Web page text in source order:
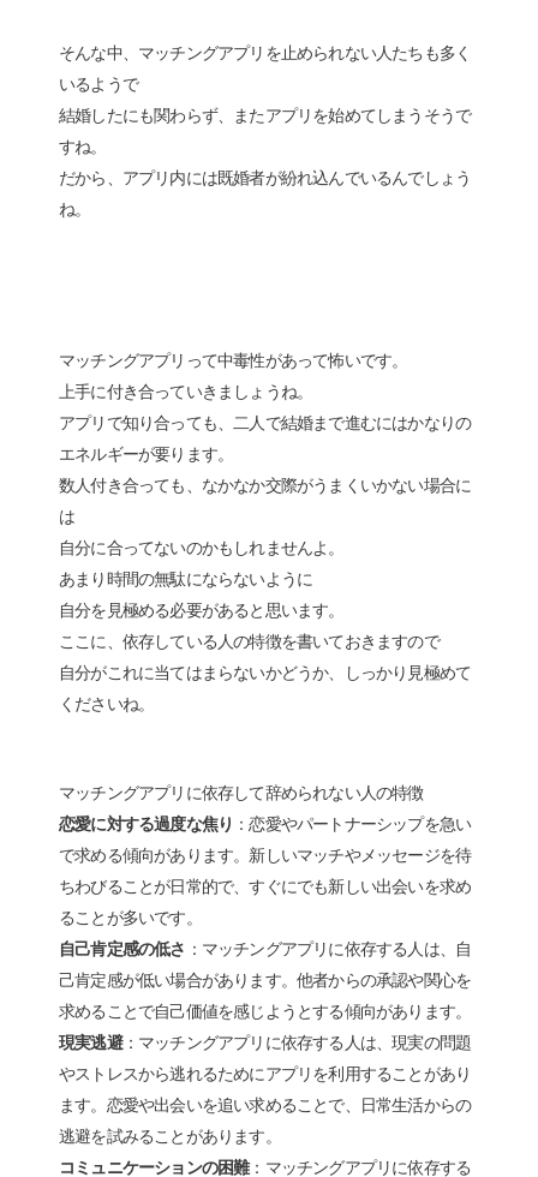
そんな中、マッチングアプリを止められない人たちも多く
いるようで
結婚したにも関わらず、またアプリを始めてしまうそうで
すね。
だから、アプリ内には既婚者が紛れ込んでいるんでしょう
ね。
マッチングアプリって中毒性があって怖いです。
上手に付き合っていきましょうね。
アプリで知り合っても、二人で結婚まで進むにはかなりの
エネルギーが要ります。
数人付き合っても、なかなか交際がうまくいかない場合に
は
自分に合ってないのかもしれませんよ。
あまり時間の無駄にならないように
自分を見極める必要があると思います。
ここに、依存している人の特徴を書いておきますので
自分がこれに当てはまらないかどうか、しっかり見極めて
くださいね。
マッチングアプリに依存して辞められない人の特徴
恋愛に対する過度な焦り ：恋愛やパートナーシップを急い
で求める傾向があります。新しいマッチやメッセージを待
ちわびることが日常的で、すぐにでも新しい出会いを求め
ることが多いです。
自己肯定感の低さ ：マッチングアプリに依存する人は、自
己肯定感が低い場合があります。他者からの承認や関心を
求めることで自己価値を感じようとする傾向があります。
現実逃避：マッチングアプリに依存する人は、現実の問題
やストレスから逃れるためにアプリを利用することがあり
ます。恋愛や出会いを追い求めることで、日常生活からの
逃避を試みることがあります。
コミュニケーションの困難：マッチングアプリに依存する